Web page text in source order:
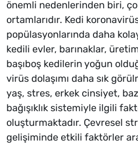
önemli nedenlerinden biri,
ortamlarıdır. Kedi
popülasyonlarında daha
kedili evler, barınaklar,
başıboş kedilerin yoğun
virüs dolaşımı daha sık
yaş, stres, erkek cinsiyet,
bağışıklık sistemiyle ilgili
oluşturmaktadır. Çevresel
gelişiminde etkili faktörler